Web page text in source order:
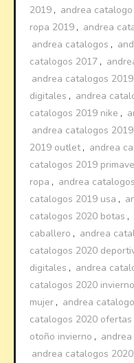
2019 , andrea
ropa 2019 , andrea
andrea catalogos ,
catalogos 2017 ,
andrea catalogos 2019
digitales , andrea
catalogos 2019 nike ,
andrea catalogos
2019 outlet, andrea
catalogos 2019
ropa , andrea
catalogos 2019 usa ,
catalogos 2020 botas ,
caballero , andrea
catalogos 2020
digitales , andrea
catalogos 2020 invierno
mujer , andrea
catalogos 2020 ofertas
otoño invierno ,
andrea catalogos